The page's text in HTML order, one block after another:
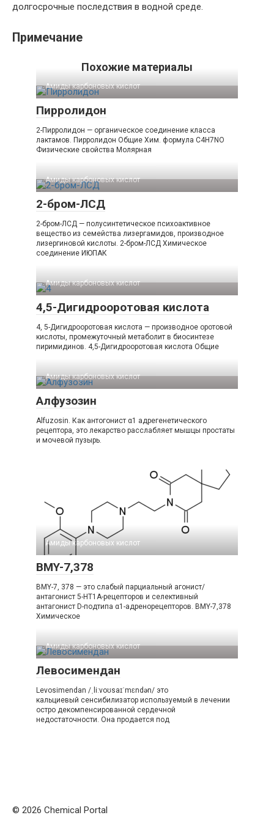
долгосрочные последствия в водной среде.
Примечание
Похожие материалы
Амиды карбоновых кислот‎
Пирролидон
2-Пирролидон — органическое соединение класса
лактамов. Пирролидон Общие Хим. формула C4H7NO
Физические свойства Молярная
Амиды карбоновых кислот‎
2-бром-ЛСД
2-бром-ЛСД — полусинтетическое психоактивное
вещество из семейства лизергамидов, производное
лизергиновой кислоты. 2-бром-ЛСД Химическое
соединение ИЮПАК
Амиды карбоновых кислот‎
4,5-Дигидрооротовая кислота
4, 5-Дигидрооротовая кислота — производное оротовой
кислоты, промежуточный метаболит в биосинтезе
пиримидинов. 4,5-​Дигидрооротовая кислота Общие
Амиды карбоновых кислот‎
Алфузозин
Alfuzosin. Как антогонист α1 адрегенетического
рецептора, это лекарство расслабляет мышцы простаты
и мочевой пузырь.
Амиды карбоновых кислот‎
BMY-7,378
BMY-7, 378 — это слабый парциальный агонист/
антагонист 5-HT1A-рецепторов и селективный
антагонист D-подтипа α1-адренорецепторов. BMY-7,378
Химическое
Амиды карбоновых кислот‎
Левосимендан
Levosimendan /ˌliːvoʊsaɪˈmɛndən/ это
кальциевый сенсибилизатор используемый в лечении
остро декомпенсированной сердечной
недостаточности. Она продается под
© 2026 Chemical Portal